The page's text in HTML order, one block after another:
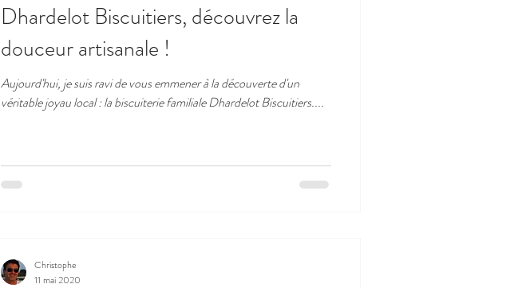
Dhardelot Biscuitiers, découvrez la
douceur artisanale !
Aujourd'hui, je suis ravi de vous emmener à la découverte d'un
véritable joyau local : la biscuiterie familiale Dhardelot Biscuitiers....
Christophe
11 mai 2020